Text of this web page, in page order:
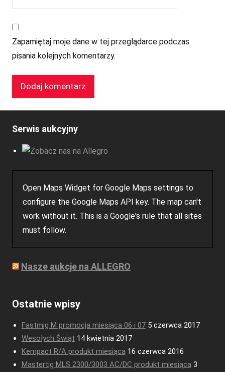
Zapamiętaj moje dane w tej przeglądarce podczas
pisania kolejnych komentarzy.
Serwis aukcyjny
Open Maps Widget for Google Maps settings to
configure the Google Maps API key. The map can't
work without it. This is a Google's rule that all sites
must follow.
Nasze aukcje na ALLEGRO
Ostatnie wpisy
Fastmig M promocja miesiąca 06 i 07 5 czerwca 2017
Wesołych Świąt 14 kwietnia 2017
Kempact R/A produkt miesiąca 16 czerwca 2016
Mastertig MLS 2300/3003 AC/DC produkt miesiąca 3